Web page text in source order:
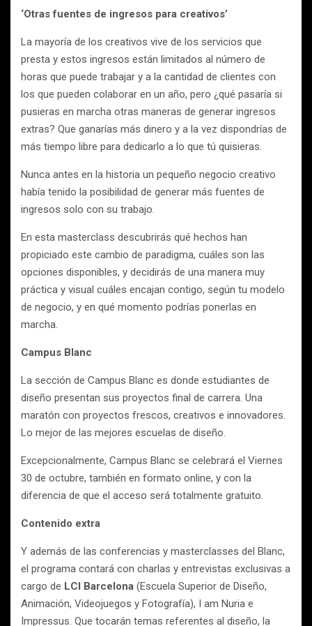
‘Otras fuentes de ingresos para creativos’
La mayoría de los creativos vive de los servicios que
presta y estos ingresos están limitados al número de
horas que puede trabajar y a la cantidad de clientes con
los que pueden colaborar en un año, pero ¿qué pasaría si
pusieras en marcha otras maneras de generar ingresos
extras? Que ganarías más dinero y a la vez dispondrías de
más tiempo libre para dedicarlo a lo que tú quisieras.
Nunca antes en la historia un pequeño negocio creativo
había tenido la posibilidad de generar más fuentes de
ingresos solo con su trabajo.
En esta masterclass descubrirás qué hechos han
propiciado este cambio de paradigma, cuáles son las
opciones disponibles, y decidirás de una manera muy
práctica y visual cuáles encajan contigo, según tu modelo
de negocio, y en qué momento podrías ponerlas en
marcha.
Campus Blanc
La sección de Campus Blanc es donde estudiantes de
diseño presentan sus proyectos final de carrera. Una
maratón con proyectos frescos, creativos e innovadores.
Lo mejor de las mejores escuelas de diseño.
Excepcionalmente, Campus Blanc se celebrará el Viernes
30 de octubre, también en formato online, y con la
diferencia de que el acceso será totalmente gratuito.
Contenido extra
Y además de las conferencias y masterclasses del Blanc,
el programa contará con charlas y entrevistas exclusivas a
cargo de LCI Barcelona (Escuela Superior de Diseño,
Animación, Videojuegos y Fotografía), I am Nuria e
Impressus. Que tocarán temas referentes al diseño, la